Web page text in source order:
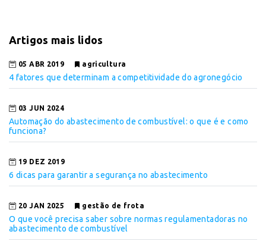
Artigos mais lidos
05 ABR 2019 agricultura
4 fatores que determinam a competitividade do agronegócio
03 JUN 2024
Automação do abastecimento de combustível: o que é e como
funciona?
19 DEZ 2019
6 dicas para garantir a segurança no abastecimento
20 JAN 2025 gestão de frota
O que você precisa saber sobre normas regulamentadoras no
abastecimento de combustível